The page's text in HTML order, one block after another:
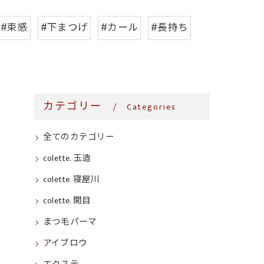
#束感 #下まつげ #カール
#長持ち
カテゴリー Categories
全てのカテゴリー
colette. 玉造
colette. 寝屋川
colette. 関目
まつ毛パーマ
アイブロウ